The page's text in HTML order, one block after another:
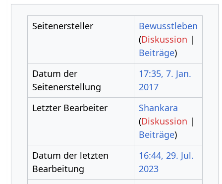
Seitenersteller
Bewusstleben
(Diskussion |
Beiträge)
Datum der
Seitenerstellung
17:35, 7. Jan.
2017
Letzter Bearbeiter
Shankara
(Diskussion |
Beiträge)
Datum der letzten
Bearbeitung
16:44, 29. Jul.
2023